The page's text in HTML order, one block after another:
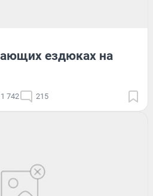
ездюках на
1 742 215